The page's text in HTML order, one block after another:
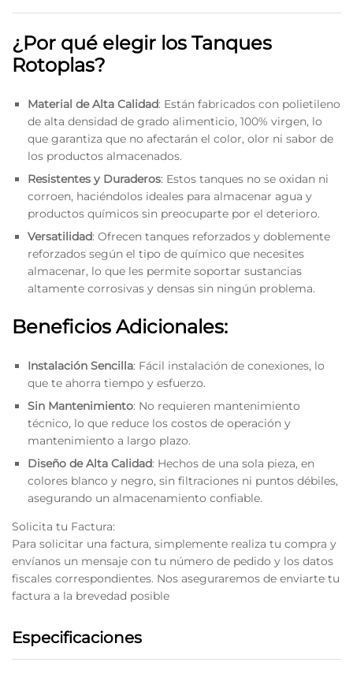
¿Por qué elegir los Tanques
Rotoplas?
Material de Alta Calidad: Están fabricados con polietileno
de alta densidad de grado alimenticio, 100% virgen, lo
que garantiza que no afectarán el color, olor ni sabor de
los productos almacenados.
Resistentes y Duraderos: Estos tanques no se oxidan ni
corroen, haciéndolos ideales para almacenar agua y
productos químicos sin preocuparte por el deterioro.
Versatilidad: Ofrecen tanques reforzados y doblemente
reforzados según el tipo de químico que necesites
almacenar, lo que les permite soportar sustancias
altamente corrosivas y densas sin ningún problema.
Beneficios Adicionales:
Instalación Sencilla: Fácil instalación de conexiones, lo
que te ahorra tiempo y esfuerzo.
Sin Mantenimiento: No requieren mantenimiento
técnico, lo que reduce los costos de operación y
mantenimiento a largo plazo.
Diseño de Alta Calidad: Hechos de una sola pieza, en
colores blanco y negro, sin filtraciones ni puntos débiles,
asegurando un almacenamiento confiable.
Solicita tu Factura:
Para solicitar una factura, simplemente realiza tu compra y
envíanos un mensaje con tu número de pedido y los datos
fiscales correspondientes. Nos aseguraremos de enviarte tu
factura a la brevedad posible
Especificaciones